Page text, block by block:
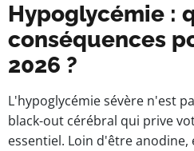
Hypoglycémie :
conséquences
2026 ?
L'hypoglycémie sévère n'est
black-out cérébral qui prive
essentiel. Loin d'être